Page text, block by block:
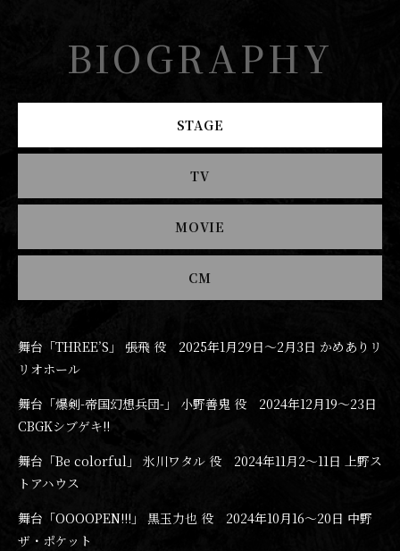
BIOGRAPHY
STAGE
TV
MOVIE
CM
舞台「THREE’S」 張飛 役 2025年1月29日〜2月3日 かめありリ
リオホール
舞台「爆剣-帝国幻想兵団-」 小野善鬼 役 2024年12月19〜23日
CBGKシブゲキ!!
舞台「Be colorful」 氷川ワタル 役 2024年11月2〜11日 上野ス
トアハウス
舞台「OOOOPEN!!!」 黒玉力也 役 2024年10月16〜20日 中野
ザ・ポケット